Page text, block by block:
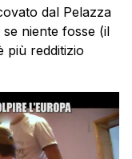
dal Pelazza
niente fosse (il
più redditizio